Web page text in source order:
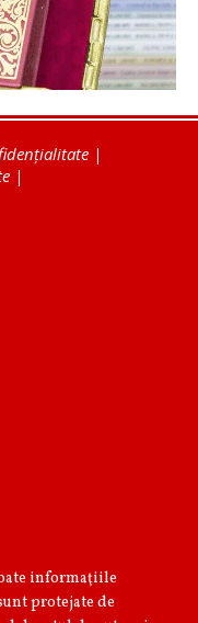
|
|
informaţiile
protejate de